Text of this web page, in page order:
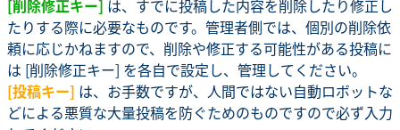
[削除修正キー] は、すでに投稿した内容を削除したり修正し
たりする際に必要なものです。管理者側では、個別の削除依
頼に応じかねますので、削除や修正する可能性がある投稿に
は [削除修正キー] を各自で設定し、管理してください。
[投稿キー] は、お手数ですが、人間ではない自動ロボットな
どによる悪質な大量投稿を防ぐためのものですので必ず入力